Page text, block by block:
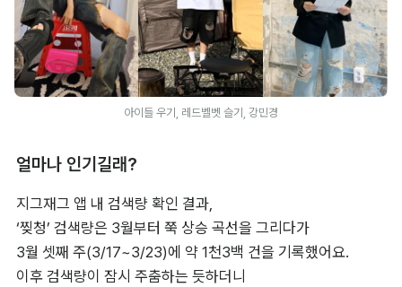
아이들 우기, 레드벨벳 슬기, 강민경
얼마나 인기길래?
지그재그 앱 내 검색량 확인 결과,
‘찢청’ 검색량은 3월부터 쭉 상승 곡선을 그리다가
3월 셋째 주(3/17~3/23)에 약 1천3백 건을 기록했어요.
이후 검색량이 잠시 주춤하는 듯하더니